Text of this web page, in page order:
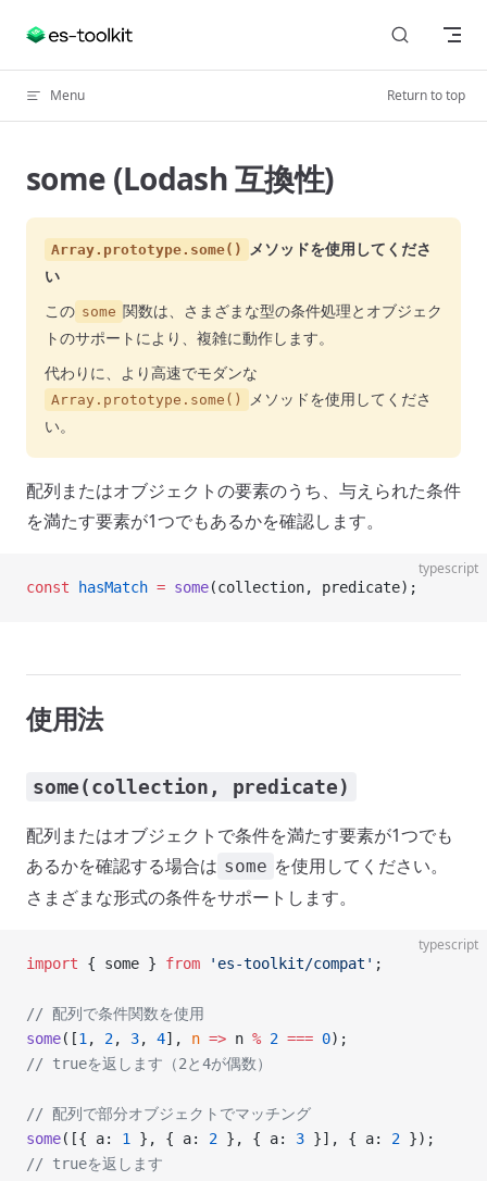
Skip to content
Menu Return to top
some (Lodash 互換性)
Array.prototype.some() メソッドを使用してくださ
い
この some 関数は、さまざまな型の条件処理とオブジェク
トのサポートにより、複雑に動作します。
代わりに、より高速でモダンな
Array.prototype.some()
メソッドを使用してくださ
い。
配列またはオブジェクトの要素のうち、与えられた条件
を満たす要素が1つでもあるかを確認します。
typescript
const hasMatch = some(collection, predicate);
使用法
some(collection, predicate)
配列またはオブジェクトで条件を満たす要素が1つでも
あるかを確認する場合は some を使用してください。
さまざまな形式の条件をサポートします。
typescript
import { some } from 'es-toolkit/compat' ;
// 配列で条件関数を使用
some([1 , 2, 3, 4], n => n % 2 === 0);
// trueを返します（2と4が偶数）
// 配列で部分オブジェクトでマッチング
some([{ a: 1 }, { a: 2 }, { a: 3 }], { a: 2 });
// trueを返します